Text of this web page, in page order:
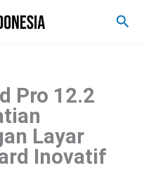
Cari
Pro 12.2
Layar
Inovatif